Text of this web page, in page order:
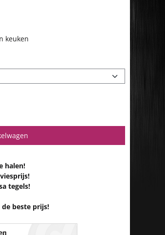
keuken
halen!
tegels!
beste prijs!